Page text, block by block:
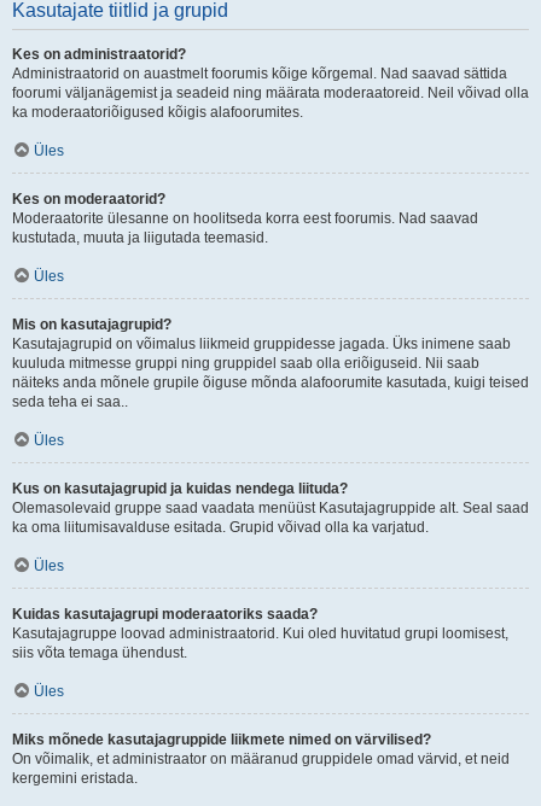
Kasutajate tiitlid ja grupid
Kes on administraatorid?
Administraatorid on auastmelt foorumis kõige kõrgemal. Nad saavad sättida
foorumi väljanägemist ja seadeid ning määrata moderaatoreid. Neil võivad olla
ka moderaatoriõigused kõigis alafoorumites.
Üles
Kes on moderaatorid?
Moderaatorite ülesanne on hoolitseda korra eest foorumis. Nad saavad
kustutada, muuta ja liigutada teemasid.
Üles
Mis on kasutajagrupid?
Kasutajagrupid on võimalus liikmeid gruppidesse jagada. Üks inimene saab
kuuluda mitmesse gruppi ning gruppidel saab olla eriõiguseid. Nii saab
näiteks anda mõnele grupile õiguse mõnda alafoorumite kasutada, kuigi teised
seda teha ei saa..
Üles
Kus on kasutajagrupid ja kuidas nendega liituda?
Olemasolevaid gruppe saad vaadata menüüst Kasutajagruppide alt. Seal saad
ka oma liitumisavalduse esitada. Grupid võivad olla ka varjatud.
Üles
Kuidas kasutajagrupi moderaatoriks saada?
Kasutajagruppe loovad administraatorid. Kui oled huvitatud grupi loomisest,
siis võta temaga ühendust.
Üles
Miks mõnede kasutajagruppide liikmete nimed on värvilised?
On võimalik, et administraator on määranud gruppidele omad värvid, et neid
kergemini eristada.